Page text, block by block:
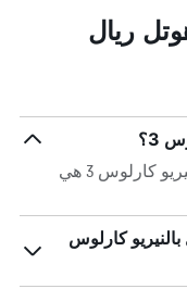
ريال
3؟
أفضل طريقة للتواصل مع هوتل ريال بالنيريو كارلوس 3 هي
كارلوس